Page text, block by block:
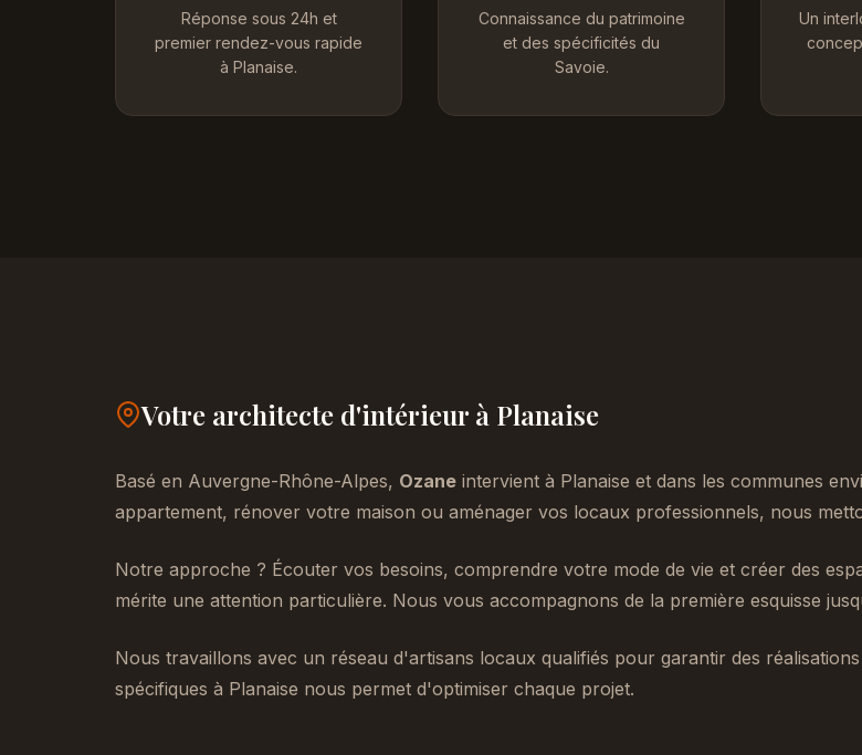
Réponse sous 24h et
premier rendez-vous rapide
à Planaise.
Connaissance du patrimoine
et des spécificités du
Savoie.
Un
Votre architecte d'intérieur à Planaise
Basé en Auvergne-Rhône-Alpes, Ozane intervient à Planaise et dans les communes
appartement, rénover votre maison ou aménager vos locaux professionnels, nous
Notre approche ? Écouter vos besoins, comprendre votre mode de vie et créer des
mérite une attention particulière. Nous vous accompagnons de la première esquisse
Nous travaillons avec un réseau d'artisans locaux qualifiés pour garantir des
spécifiques à Planaise nous permet d'optimiser chaque projet.